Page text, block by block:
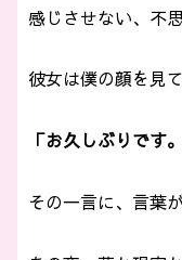
感じさせない、不
彼女は僕の顔を見
「お久しぶりです
その一言に、言葉